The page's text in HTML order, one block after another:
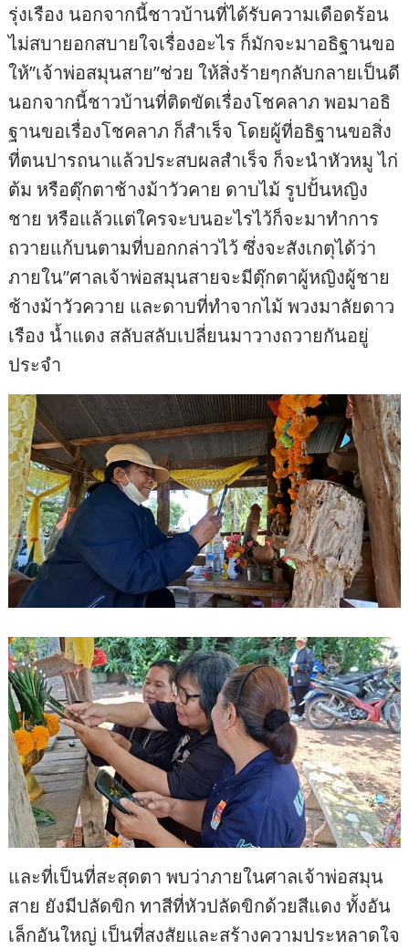
รุ่งเรือง นอกจากนี้ชาวบ้านที่ได้รับความเดือดร้อน
ไม่สบายอกสบายใจเรื่องอะไร ก็มักจะมาอธิฐานขอ
ให้”เจ้าพ่อสมุนสาย”ช่วย ให้สิ่งร้ายๆกลับกลายเป็นดี
นอกจากนี้ชาวบ้านที่ติดขัดเรื่องโชคลาภ พอมาอธิ
ฐานขอเรื่องโชคลาภ ก็สำเร็จ โดยผู้ที่อธิฐานขอสิ่ง
ที่ตนปารถนาแล้วประสบผลสำเร็จ ก็จะนำหัวหมู ไก่
ต้ม หรือตุ๊กตาช้างม้าวัวคาย ดาบไม้ รูปปั้นหญิง
ชาย หรือแล้วแต่ใครจะบนอะไรไว้ก็จะมาทำการ
ถวายแก้บนตามที่บอกกล่าวไว้ ซึ่งจะสังเกตุได้ว่า
ภายใน”ศาลเจ้าพ่อสมุนสายจะมีตุ๊กตาผู้หญิงผู้ชาย
ช้างม้าวัวควาย และดาบที่ทำจากไม้ พวงมาลัยดาว
เรือง น้ำแดง สลับสลับเปลี่ยนมาวางถวายกันอยู่
ประจำ
และที่เป็นที่สะสุดตา พบว่าภายในศาลเจ้าพ่อสมุน
สาย ยังมีปลัดขิก ทาสีที่หัวปลัดขิกด้วยสีแดง ทั้งอัน
เล็กอันใหญ่ เป็นที่สงสัยและสร้างความประหลาดใจ